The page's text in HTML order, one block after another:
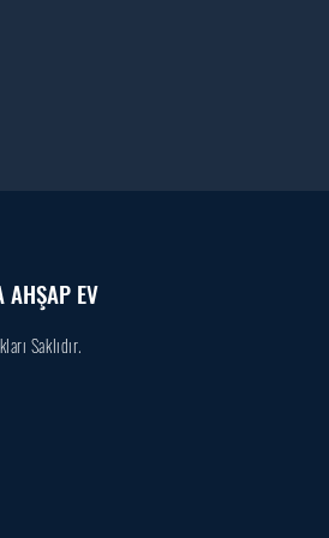
AHŞAP EV
Saklıdır.